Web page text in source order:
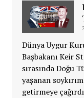
Dünya Uygur
Başbakanı Keir
sırasında Doğu
yaşanan
getirmeye